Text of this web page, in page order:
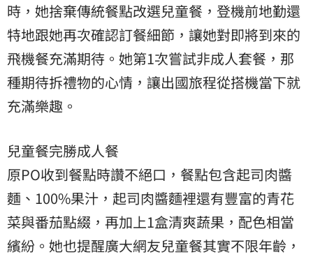
時，她捨棄傳統餐點改選兒童餐，登機前地勤還
特地跟她再次確認訂餐細節，讓她對即將到來的
飛機餐充滿期待。她第1次嘗試非成人套餐，那
種期待拆禮物的心情，讓出國旅程從搭機當下就
充滿樂趣。
兒童餐完勝成人餐
原PO收到餐點時讚不絕口，餐點包含起司肉醬
麵、100%果汁，起司肉醬麵裡還有豐富的青花
菜與番茄點綴，再加上1盒清爽蔬果，配色相當
繽紛。她也提醒廣大網友兒童餐其實不限年齡，